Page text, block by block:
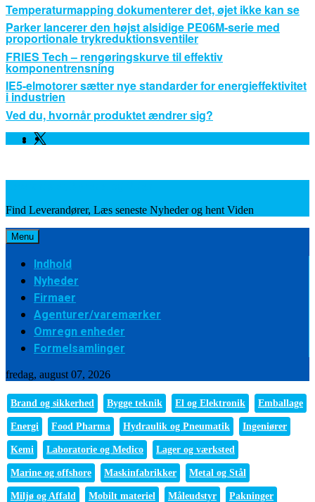
Temperaturmapping dokumenterer det, øjet ikke kan se
Parker lancerer den højst alsidige PE06M-serie med
proportionale trykreduktionsventiler
FRIES Tech – rengøringskurve til effektiv
komponentrensning
IE5-elmotorer sætter nye standarder for energieffektivitet
i industrien
Ved du, hvornår produktet ændrer sig?
Facebook
Twitter
Find Leverandører, Læs seneste Nyheder og hent Viden
Menu
Indhold
Nyheder
Firmaer
Agenturer/varemærker
Omregn enheder
Formelsamlinger
fredag, august 07, 2026
Brand og sikkerhed Bygge teknik El og Elektronik Emballage
Energi Food Pharma Hydraulik og Pneumatik Ingeniører
Kemi Laboratorie og Medico Lager og værksted
Marine og offshore Maskinfabrikker Metal og Stål
Miljø og Affald Mobilt materiel Måleudstyr Pakninger